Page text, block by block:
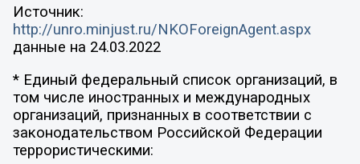
Источник:
http://unro.minjust.ru/NKOForeignAgent.aspx
данные на 24.03.2022
* Единый федеральный список организаций, в
том числе иностранных и международных
организаций, признанных в соответствии с
законодательством Российской Федерации
террористическими: